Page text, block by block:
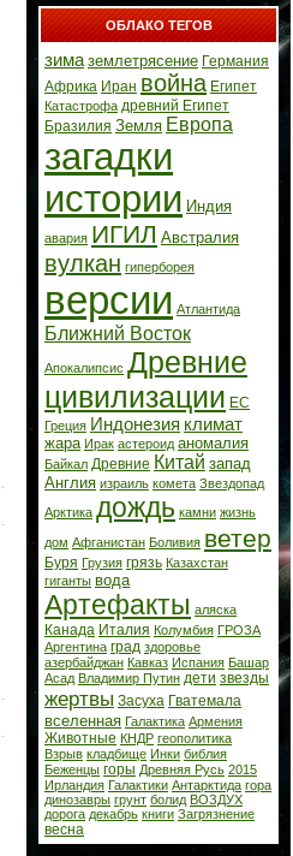
ОБЛАКО ТЕГОВ
зима землетрясение Германия
Африка Иран война Египет
Катастрофа древний Египет
Бразилия Земля Европа
загадки
истории Индия
авария ИГИЛ Австралия
вулкан гиперборея
версии Атлантида
Ближний Восток
Апокалипсис Древние
цивилизации ЕС
Греция Индонезия климат
жара Ирак астероид аномалия
Байкал Древние Китай запад
Англия израиль комета Звездопад
Арктика дождь камни жизнь
дом Афганистан Боливия ветер
Буря Грузия грязь Казахстан
гиганты вода
Артефакты аляска
Канада Италия Колумбия ГРОЗА
Аргентина град здоровье
азербайджан Кавказ Испания Башар
Асад Владимир Путин дети звезды
жертвы Засуха Гватемала
вселенная Галактика Армения
Животные КНДР геополитика
Взрыв кладбище Инки библия
Беженцы горы Древняя Русь 2015
Ирландия Галактики Антарктида гора
динозавры грунт болид ВОЗДУХ
дорога декабрь книги Загрязнение
весна